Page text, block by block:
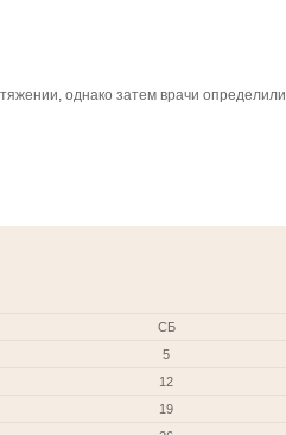
однако затем врачи определили
СБ
5
12
19